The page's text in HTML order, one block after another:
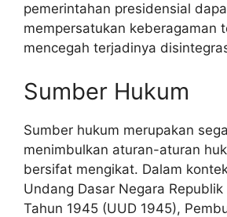
pemerintahan presidensial
mempersatukan keberagaman
mencegah terjadinya
Sumber Hukum
Sumber hukum merupakan
menimbulkan aturan-aturan
bersifat mengikat. Dalam
Undang Dasar Negara Republik
Tahun 1945 (UUD 1945),